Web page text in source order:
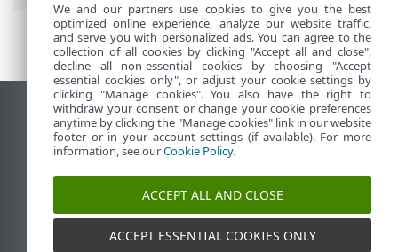
Zobrazit verzi pro počítač
End of Life
ESET Databáze znalostí
ESET Forum
ESET Status Portal
Regionální podpora
We and our partners use cookies to give you the best
optimized online experience, analyze our website traffic,
and serve you with personalized ads. You can agree to the
collection of all cookies by clicking "Accept all and close",
decline all non-essential cookies by choosing "Accept
essential cookies only", or adjust your cookie settings by
clicking "Manage cookies". You also have the right to
withdraw your consent or change your cookie preferences
anytime by clicking the "Manage cookies" link in our website
footer or in your account settings (if available). For more
information, see ourCookie Policy.
ACCEPT ALL AND CLOSE
ACCEPT ESSENTIAL COOKIES ONLY